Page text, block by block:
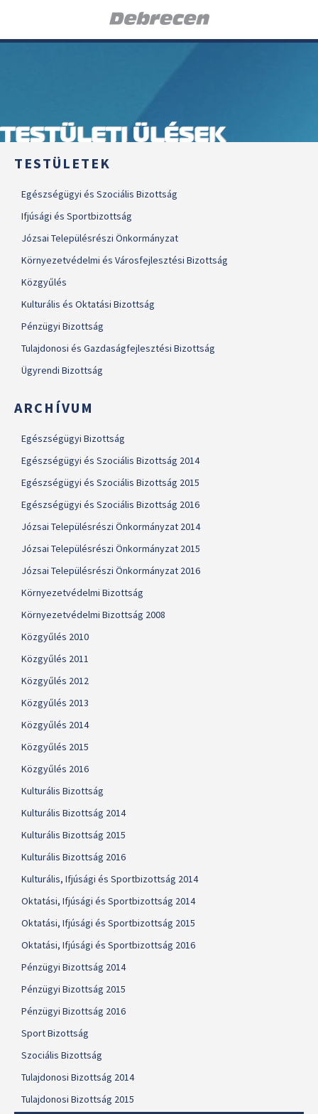
TESTÜLETI ÜLÉSEK
TESTÜLETEK
Egészségügyi és Szociális Bizottság
Ifjúsági és Sportbizottság
Józsai Településrészi Önkormányzat
Környezetvédelmi és Városfejlesztési Bizottság
Közgyűlés
Kulturális és Oktatási Bizottság
Pénzügyi Bizottság
Tulajdonosi és Gazdaságfejlesztési Bizottság
Ügyrendi Bizottság
ARCHÍVUM
Egészségügyi Bizottság
Egészségügyi és Szociális Bizottság 2014
Egészségügyi és Szociális Bizottság 2015
Egészségügyi és Szociális Bizottság 2016
Józsai Településrészi Önkormányzat 2014
Józsai Településrészi Önkormányzat 2015
Józsai Településrészi Önkormányzat 2016
Környezetvédelmi Bizottság
Környezetvédelmi Bizottság 2008
Közgyűlés 2010
Közgyűlés 2011
Közgyűlés 2012
Közgyűlés 2013
Közgyűlés 2014
Közgyűlés 2015
Közgyűlés 2016
Kulturális Bizottság
Kulturális Bizottság 2014
Kulturális Bizottság 2015
Kulturális Bizottság 2016
Kulturális, Ifjúsági és Sportbizottság 2014
Oktatási, Ifjúsági és Sportbizottság 2014
Oktatási, Ifjúsági és Sportbizottság 2015
Oktatási, Ifjúsági és Sportbizottság 2016
Pénzügyi Bizottság 2014
Pénzügyi Bizottság 2015
Pénzügyi Bizottság 2016
Sport Bizottság
Szociális Bizottság
Tulajdonosi Bizottság 2014
Tulajdonosi Bizottság 2015